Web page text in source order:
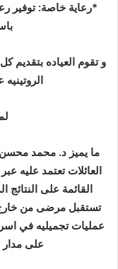
*رعاية خاصة: توفير
و تقوم العياده بتقديم
ما يميز د. محمد محسن
العائلات تعتمد عليه
القائمة على النتائج
تستقبل مرضى من
عمليات تجميليه في
على مدار 24 ساعة ٧ ايام في الاسبوع